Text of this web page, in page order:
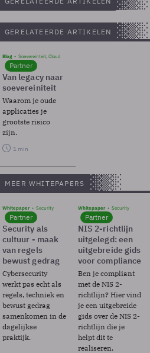
GERELATEERDE ARTIKELEN
Blog Soevereinteit, Cloud
Partner
Van legacy naar
soevereiniteit
Waarom je oude
applicaties je
grootste risico
zijn.
1 min
MEER WHITEPAPERS
Whitepaper Security
Partner
Security als
cultuur - maak
van regels
bewust gedrag
Cybersecurity
werkt pas echt als
regels, techniek en
bewust gedrag
samenkomen in de
dagelijkse
praktijk.
Whitepaper Security
Partner
NIS 2-richtlijn
uitgelegd: een
uitgebreide gids
voor compliance
Ben je compliant
met de NIS 2-
richtlijn? Hier vind
je een uitgebreide
gids over de NIS 2-
richtlijn die je
helpt dit te
realiseren.